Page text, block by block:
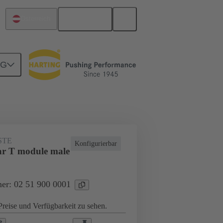
to-Daughtercard Verbindungen
Konfigurierbar
T module male
02 51 900 0001
und Verfügbarkeit zu sehen.